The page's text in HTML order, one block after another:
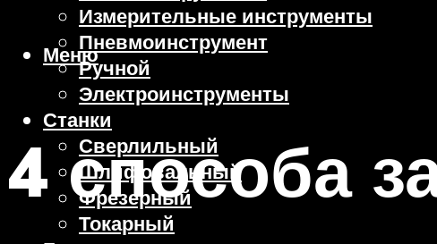
Измерительные инструменты
Пневмоинструмент
Ручной
Электроинструменты
Станки
Сверлильный
Шлифовальный
Фрезерный
Токарный
Меню
4 способа